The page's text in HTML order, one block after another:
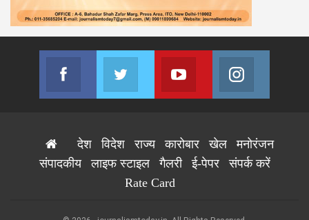
Facebook
Join us on Facebook
Twitter
Join us on Twitter
Youtube
Join us on Youtube
देश विदेश राज्य कारोबार खेल
मनोरंजन
संपादकीय
लाइफ स्टाइल गैलरी ई-पेपर
संपर्क करें
Rate Card